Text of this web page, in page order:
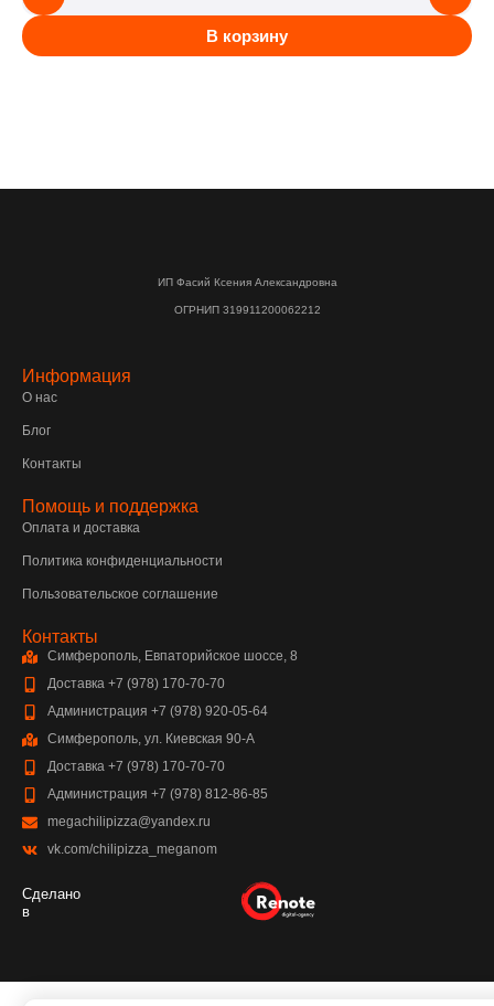
В корзину
ИП Фасий Ксения Александровна
ОГРНИП 319911200062212
Информация
О нас
Блог
Контакты
Помощь и поддержка
Оплата и доставка
Политика конфиденциальности
Пользовательское соглашение
Контакты
Симферополь, Евпаторийское шоссе, 8
Доставка +7 (978) 170-70-70
Администрация +7 (978) 920-05-64
Симферополь, ул. Киевская 90-А
Доставка +7 (978) 170-70-70
Администрация +7 (978) 812-86-85
megachilipizza@yandex.ru
vk.com/chilipizza_meganom
Сделано
в